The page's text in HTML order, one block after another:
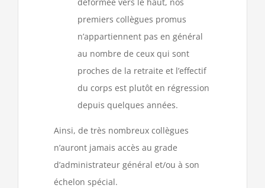
premiers collègues promus
n’appartiennent pas en général
au nombre de ceux qui sont
proches de la retraite et l’effectif
du corps est plutôt en régression
depuis quelques années.
Ainsi, de très nombreux collègues
n’auront jamais accès au grade
d’administrateur général et/ou à son
échelon spécial.